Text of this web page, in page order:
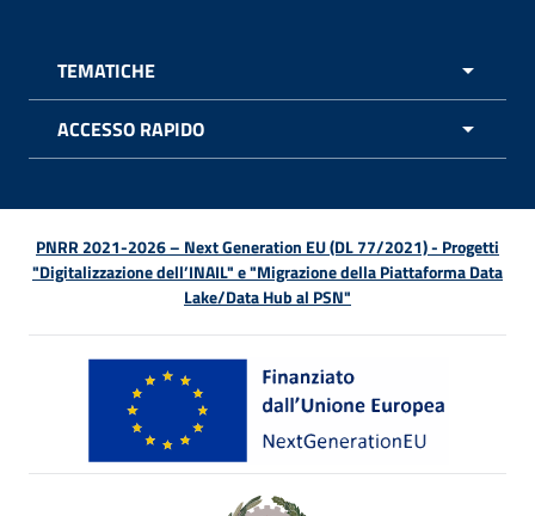
TEMATICHE
ACCESSO RAPIDO
PNRR 2021-2026 – Next Generation EU (DL 77/2021) - Progetti
"Digitalizzazione dell’INAIL" e "Migrazione della Piattaforma Data
Lake/Data Hub al PSN"